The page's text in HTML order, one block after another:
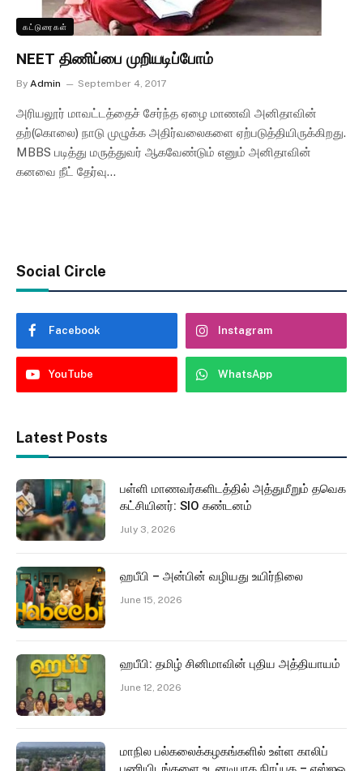
கட்டுரைகள்
NEET திணிப்பை முறியடிப்போம்
By Admin September 4, 2017
அரியலூர் மாவட்டத்தைச் சேர்ந்த ஏழை மாணவி அனிதாவின்
தற்(கொலை) நாடு முழுக்க அதிர்வலைகளை ஏற்படுத்தியிருக்கிறது.
MBBS படித்து மருத்துவர் ஆகவேண்டும் எனும் அனிதாவின்
கனவை நீட் தேர்வு…
Social Circle
Facebook Instagram
YouTube WhatsApp
Latest Posts
பள்ளி மாணவர்களிடத்தில் அத்துமீறும் தவெக
கட்சியினர்: SIO கண்டனம்
July 3, 2026
ஹபீபி – அன்பின் வழியது உயிர்நிலை
June 15, 2026
ஹபீபி: தமிழ் சினிமாவின் புதிய அத்தியாயம்
June 12, 2026
மாநில பல்கலைக்கழகங்களில் உள்ள காலிப்